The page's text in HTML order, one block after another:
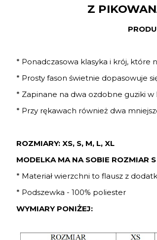
Z
* Ponadczasowa klasyka i krój, które
* Prosty fason świetnie dopasowuje
* Zapinane na dwa ozdobne guziki w
* Przy rękawach również dwa
ROZMIARY: XS, S, M, L, XL
MODELKA MA NA SOBIE ROZMIAR S
* Materiał wierzchni to flausz z
* Podszewka - 100% poliester
WYMIARY PONIŻEJ: